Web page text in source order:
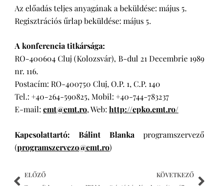
Az előadás teljes anyagának a beküldése: május 5.
Regisztrációs űrlap beküldése: május 5.
A konferencia titkársága:
RO-400604 Cluj (Kolozsvár), B-dul 21 Decembrie 1989
nr. 116.
Postacím: RO-400750 Cluj, O.P. 1, C.P. 140
Tel.: +40-264-590825, Mobil: +40-744-783237
E-mail: emt@emt.ro, Web: http://epko.emt.ro/
Kapcsolattartó: Bálint Blanka programszervező
(programszervezo@emt.ro)
ELŐZŐ KÖVETKEZŐ